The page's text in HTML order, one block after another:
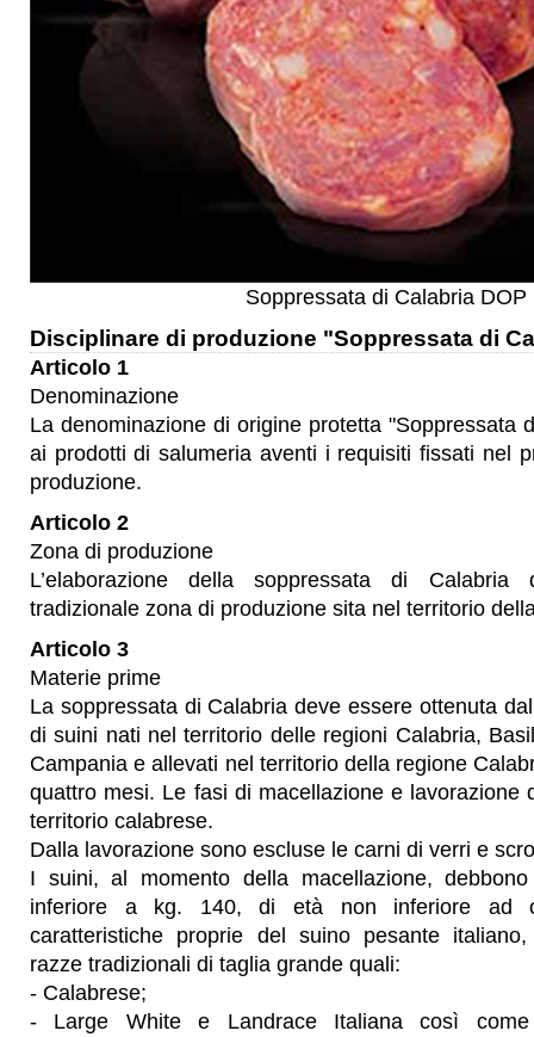
Soppressata di Calabria DOP
Disciplinare di produzione "Soppressata di
Articolo 1
Denominazione
La denominazione di origine protetta "Soppressata
ai prodotti di salumeria aventi i requisiti fissati nel
produzione.
Articolo 2
Zona di produzione
L’elaborazione della soppressata di Calabria
tradizionale zona di produzione sita nel territorio
Articolo 3
Materie prime
La soppressata di Calabria deve essere ottenuta
di suini nati nel territorio delle regioni Calabria,
Campania e allevati nel territorio della regione
quattro mesi. Le fasi di macellazione e lavorazione
territorio calabrese.
Dalla lavorazione sono escluse le carni di verri e
I suini, al momento della macellazione,
inferiore a kg. 140, di età non inferiore ad
caratteristiche proprie del suino pesante
razze tradizionali di taglia grande quali:
- Calabrese;
- Large White e Landrace Italiana così